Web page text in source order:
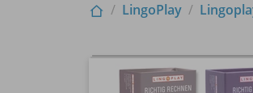
LingoPlay